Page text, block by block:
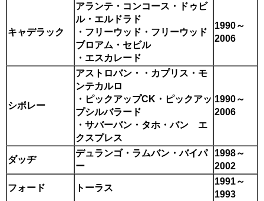
キャデラック
アランテ・コンコース・ドゥビ
ル・エルドラド
・フリーウッド・フリーウッド
ブロアム・セビル
・エスカレード
1990～
2006
シボレー
アストロバン・・カプリス・モ
ンテカルロ
・ピックアップCK・ピックアッ
プシルバラード
・サバーバン・タホ・バン エ
クスプレス
1990～
2006
ダッヂ
デュランゴ・ラムバン・バイパ
ー
1998～
2002
フォード トーラス
1991～
1993